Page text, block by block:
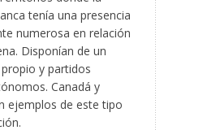
tenía una presencia
numerosa en relación
Disponían de un
y partidos
Canadá y
ejemplos de este tipo